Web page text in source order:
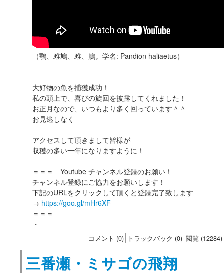
（鶚、雎鳩、雎、鵃。学名: Pandion haliaetus）
大好物の魚を捕獲成功！
私の頭上で、喜びの旋回を披露してくれました！
お正月なので、いつもより多く回っています＾＾
お見逃しなく
アクセスして頂きまして皆様が
収穫の多い一年になりますように！
＝＝＝ Youtube チャンネル登録のお願い！
チャンネル登録にご協力をお願いします！
下記のURLをクリックして頂くと登録完了致します
→ https://goo.gl/mHr6XF
＝＝＝
・
コメント (0) トラックバック (0) 閲覧 (12284)
三番瀬・ミサゴの飛翔